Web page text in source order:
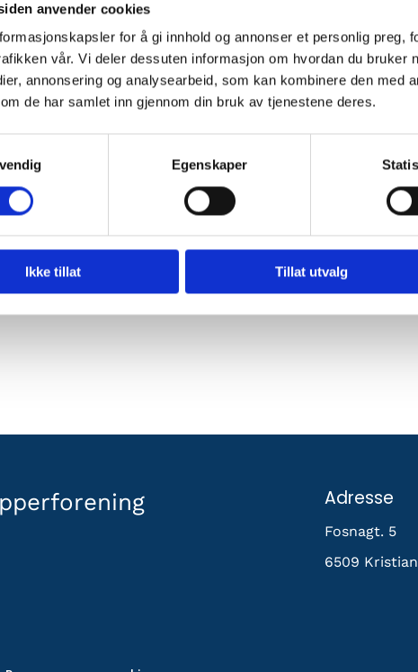
anvender cookies
for å gi innhold og annonser et personlig preg,
vår. Vi deler dessuten informasjon om hvordan du bruker
annonsering og analysearbeid, som kan kombinere den med
de har samlet inn gjennom din bruk av tjenestene deres.
Egenskaper
Ikke tillat Tillat utvalg
Polarkoden
inviterer til foredrag.
inviterer medlemmer til et interessant foredrag
en introduksjon av Skipperforeningen for nye
regelverk for skip som opererer i polare
en representant fra DNV`s stasjon i Kristiansund til
bli servert noe lett å spise, samt at baren åpnes
Adresse
Fosnagt. 5
6509